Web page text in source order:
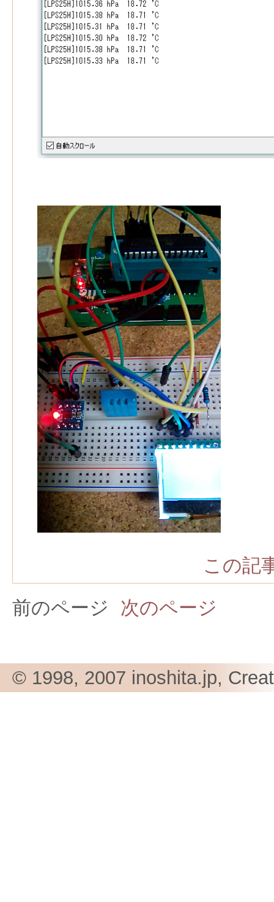
この記
前のページ
次のページ
© 1998, 2007 inoshita.jp,